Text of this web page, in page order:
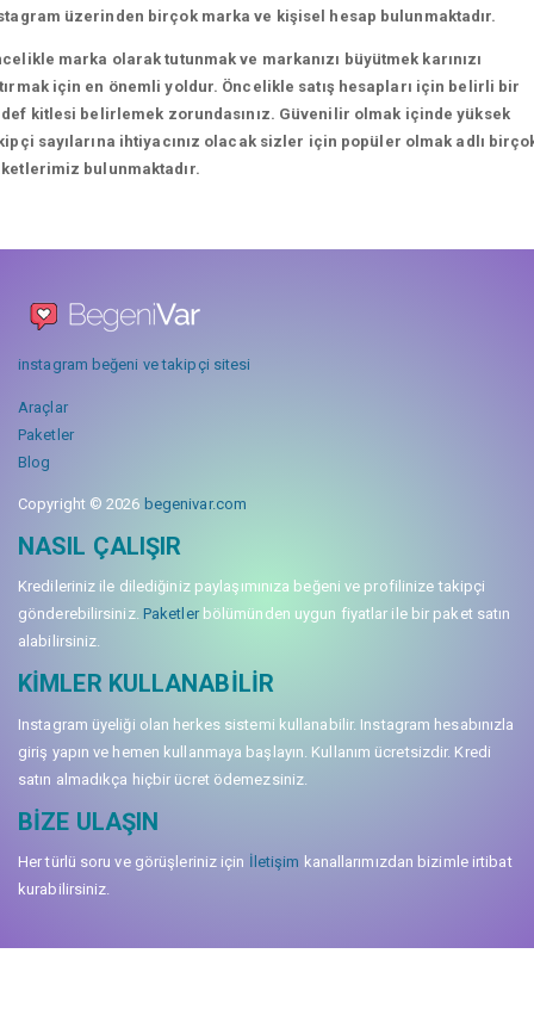
üzerinden birçok marka ve kişisel hesap bulunmaktadır.
marka olarak tutunmak ve markanızı büyütmek karınızı
için en önemli yoldur. Öncelikle satış hesapları için belirli bir
kitlesi belirlemek zorundasınız. Güvenilir olmak içinde yüksek
sayılarına ihtiyacınız olacak sizler için popüler olmak adlı
bulunmaktadır.
instagram beğeni ve takipçi sitesi
Araçlar
Paketler
Blog
Copyright © 2026 begenivar.com
NASIL ÇALIŞIR
Kredileriniz ile dilediğiniz paylaşımınıza beğeni ve profilinize takipçi
gönderebilirsiniz. Paketlerbölümünden uygun fiyatlar ile bir paket satın
alabilirsiniz.
KIMLER KULLANABILIR
Instagram üyeliği olan herkes sistemi kullanabilir. Instagram hesabınızla
giriş yapın ve hemen kullanmaya başlayın. Kullanım ücretsizdir. Kredi
satın almadıkça hiçbir ücret ödemezsiniz.
BIZE ULAŞIN
Her türlü soru ve görüşleriniz için İletişim kanallarımızdan bizimle irtibat
kurabilirsiniz.